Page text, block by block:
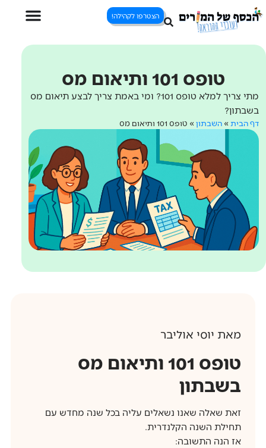
הצטרפו לקהילה!
טופס 101 ותיאום מס
מתי צריך למלא טופס 101? ומי באמת צריך לבצע תיאום מס
בשבתון?
דף הבית » השבתון » טופס 101 ותיאום מס
מאת יוסי אוליבר
טופס 101 ותיאום מס
בשבתון
זאת שאלה שאנו נשאלים עליה בכל שנה מחדש עם
תחילת השנה הקלנדרית.
אז הנה התשובה: